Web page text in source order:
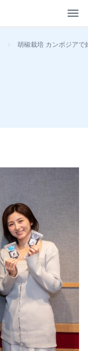
> 胡椒栽培 カンボジアで